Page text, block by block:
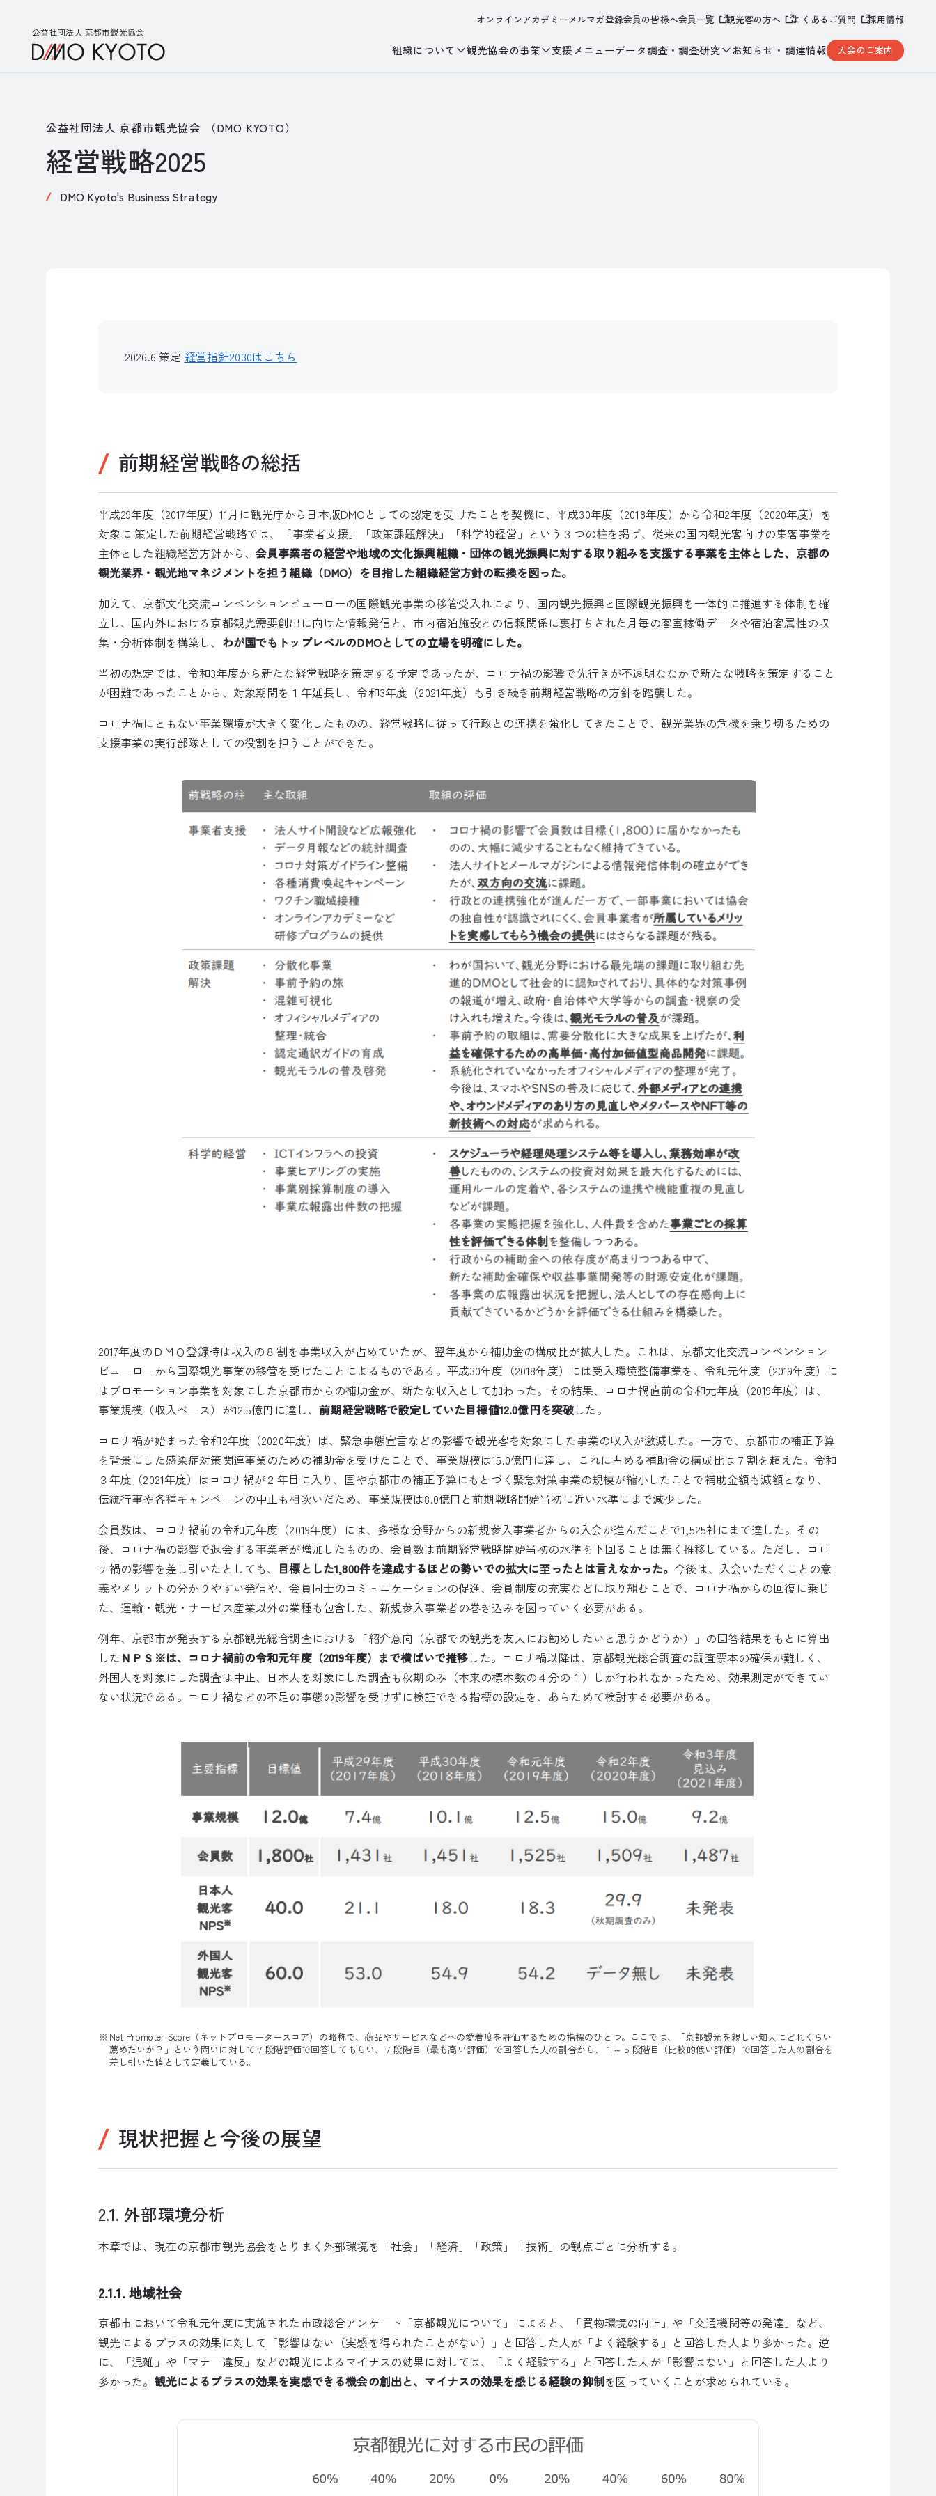
オンラインアカデミーメルマガ登録会員の皆様へ会員一覧 観光客の方へ よくあるご質問 採用情報
公益社団法人 京都市観光協会
組織について 観光協会の事業 支援メニューデータ調査・調査研究 お知らせ・調達情報 入会のご案内
公益社団法人 京都市観光協会 （DMO KYOTO）
経営戦略2025
DMO Kyoto's Business Strategy
2026.6 策定 経営指針2030はこちら
前期経営戦略の総括
平成29年度（2017年度）11月に観光庁から日本版DMOとしての認定を受けたことを契機に、平成30年度（2018年度）から令和2年度（2020年度）を
対象に 策定した前期経営戦略では、「事業者支援」「政策課題解決」「科学的経営」という３つの柱を掲げ、従来の国内観光客向けの集客事業を
主体とした組織経営方針から、会員事業者の経営や地域の文化振興組織・団体の観光振興に対する取り組みを支援する事業を主体とした、京都の
観光業界・観光地マネジメントを担う組織（DMO）を目指した組織経営方針の転換を図った。
加えて、京都文化交流コンベンションビューローの国際観光事業の移管受入れにより、国内観光振興と国際観光振興を一体的に推進する体制を確
立し、国内外における京都観光需要創出に向けた情報発信と、市内宿泊施設との信頼関係に裏打ちされた月毎の客室稼働データや宿泊客属性の収
集・分析体制を構築し、 わが国でもトップレベルのDMOとしての立場を明確にした。
当初の想定では、令和3年度から新たな経営戦略を策定する予定であったが、コロナ禍の影響で先行きが不透明ななかで新たな戦略を策定すること
が困難であったことから、対象期間を１年延長し、令和3年度（2021年度）も引き続き前期経営戦略の方針を踏襲した。
コロナ禍にともない事業環境が大きく変化したものの、経営戦略に従って行政との連携を強化してきたことで、観光業界の危機を乗り切るための
支援事業の実行部隊としての役割を担うことができた。
2017年度のＤＭＯ登録時は収入の８割を事業収入が占めていたが、翌年度から補助金の構成比が拡大した。これは、京都文化交流コンベンション
ビューローから国際観光事業の移管を受けたことによるものである。平成30年度（2018年度）には受入環境整備事業を、令和元年度（2019年度）に
はプロモーション事業を対象にした京都市からの補助金が、新たな収入として加わった。その結果、コロナ禍直前の令和元年度（2019年度）は、
事業規模（収入ベース）が12.5億円に達し、前期経営戦略で設定していた目標値12.0億円を突破した。
コロナ禍が始まった令和2年度（2020年度）は、緊急事態宣言などの影響で観光客を対象にした事業の収入が激減した。一方で、京都市の補正予算
を背景にした感染症対策関連事業のための補助金を受けたことで、事業規模は15.0億円に達し、これに占める補助金の構成比は７割を超えた。令和
３年度（2021年度）はコロナ禍が２年目に入り、国や京都市の補正予算にもとづく緊急対策事業の規模が縮小したことで補助金額も減額となり、
伝統行事や各種キャンペーンの中止も相次いだため、事業規模は8.0億円と前期戦略開始当初に近い水準にまで減少した。
会員数は、コロナ禍前の令和元年度（2019年度）には、多様な分野からの新規参入事業者からの入会が進んだことで1,525社にまで達した。その
後、コロナ禍の影響で退会する事業者が増加したものの、会員数は前期経営戦略開始当初の水準を下回ることは無く推移している。ただし、コロ
ナ禍の影響を差し引いたとしても、 目標とした1,800件を達成するほどの勢いでの拡大に至ったとは言えなかった。 今後は、入会いただくことの意
義やメリットの分かりやすい発信や、会員同士のコミュニケーションの促進、会員制度の充実などに取り組むことで、コロナ禍からの回復に乗じ
た、運輸・観光・サービス産業以外の業種も包含した、新規参入事業者の巻き込みを図っていく必要がある。
例年、京都市が発表する京都観光総合調査における「紹介意向（京都での観光を友人にお勧めしたいと思うかどうか）」の回答結果をもとに算出
した ＮＰＳ※は、コロナ禍前の令和元年度（2019年度）まで横ばいで推移した。コロナ禍以降は、京都観光総合調査の調査票本の確保が難しく、
外国人を対象にした調査は中止、日本人を対象にした調査も秋期のみ（本来の標本数の４分の１）しか行われなかったため、効果測定ができてい
ない状況である。コロナ禍などの不足の事態の影響を受けずに検証できる指標の設定を、あらためて検討する必要がある。
Net Promoter Score（ネットプロモータースコア）の略称で、商品やサービスなどへの愛着度を評価するための指標のひとつ。ここでは、「京都観光を親しい知人にどれくらい
薦めたいか？」という問いに対して７段階評価で回答してもらい、７段階目（最も高い評価）で回答した人の割合から、１～５段階目（比較的低い評価）で回答した人の割合を
差し引いた値として定義している。
現状把握と今後の展望
2.1. 外部環境分析
本章では、現在の京都市観光協会をとりまく外部環境を「社会」「経済」「政策」「技術」の観点ごとに分析する。
2.1.1. 地域社会
京都市において令和元年度に実施された市政総合アンケート「京都観光について」によると、「買物環境の向上」や「交通機関等の発達」など、
観光によるプラスの効果に対して「影響はない（実感を得られたことがない）」と回答した人が「よく経験する」と回答した人より多かった。逆
に、「混雑」や「マナー違反」などの観光によるマイナスの効果に対しては、「よく経験する」と回答した人が「影響はない」と回答した人より
多かった。 観光によるプラスの効果を実感できる機会の創出と、マイナスの効果を感じる経験の抑制を図っていくことが求められている。